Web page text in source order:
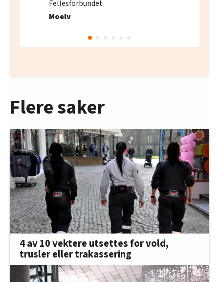
området. Hun er trygg på at endringen blir bra
for medlemmene.
– LO har en stor og kompetent
se for framover, og ikke være redd for utvikling
Fellesforbundet
Moelv
Flere saker
4 av 10 vektere utsettes for vold,
trusler eller trakassering